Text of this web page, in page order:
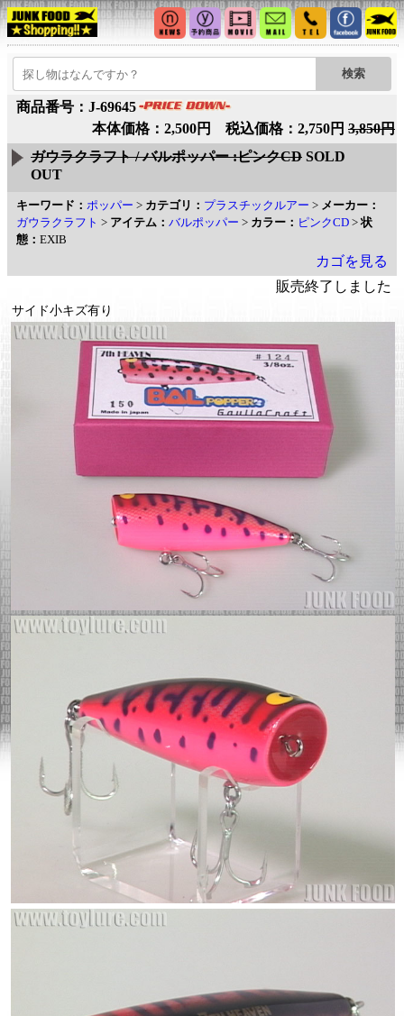
商品番号：J-69645
本体価格：2,500円 税込価格：2,750円 3,850円
ガウラクラフト / バルポッパー :ピンクCD SOLD
OUT
キーワード： ポッパー > カテゴリ： プラスチックルアー > メーカー：
ガウラクラフト > アイテム： バルポッパー > カラー： ピンクCD >状
態： EXIB
カゴを見る
販売終了しました
サイド小キズ有り